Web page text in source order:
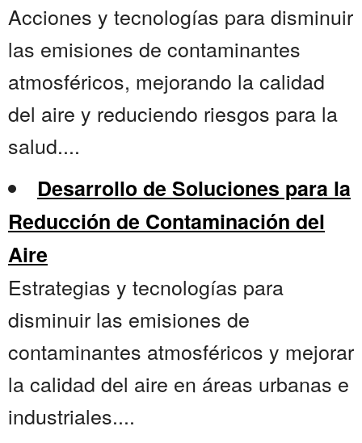
Acciones y tecnologías para disminuir
las emisiones de contaminantes
atmosféricos, mejorando la calidad
del aire y reduciendo riesgos para la
salud....
Desarrollo de Soluciones para la
Reducción de Contaminación del
Aire
Estrategias y tecnologías para
disminuir las emisiones de
contaminantes atmosféricos y mejorar
la calidad del aire en áreas urbanas e
industriales....